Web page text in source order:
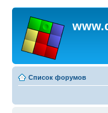
Список форумов